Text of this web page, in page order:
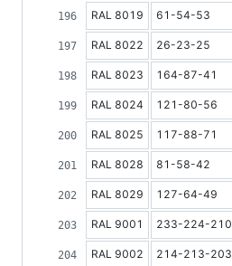
RAL 8019 61-54-53
RAL 8022 26-23-25
RAL 8023 164-87-41
RAL 8024 121-80-56
RAL 8025 117-88-71
RAL 8028 81-58-42
RAL 8029 127-64-49
RAL 9001 233-224-210
RAL 9002 214-213-203